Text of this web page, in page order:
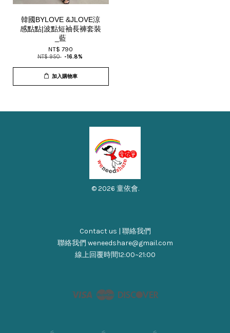
韓國BYLOVE &JLOVE涼
感點點|波點短袖長褲套裝
_藍
NT$ 790
NT$ 950 -16.8%
加入購物車
© 2026 童依會.
Contact us | 聯絡我們
聯絡我們 weneedshare@gmail.com
線上回覆時間12:00~21:00
Visa Master